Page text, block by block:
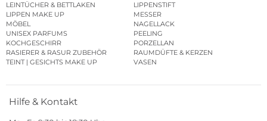
LEINTÜCHER & BETTLAKEN
LIPPENSTIFT
LIPPEN MAKE UP
MESSER
MÖBEL
NAGELLACK
UNISEX PARFUMS
PEELING
KOCHGESCHIRR
PORZELLAN
RASIERER & RASUR ZUBEHÖR
RAUMDÜFTE & KERZEN
TEINT | GESICHTS MAKE UP
VASEN
Hilfe & Kontakt